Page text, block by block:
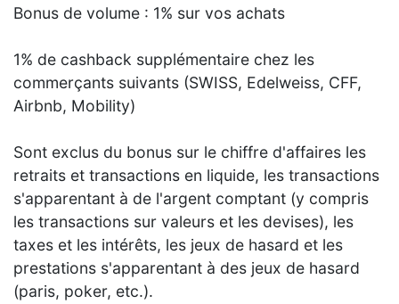
Bonus de volume : 1% sur vos achats
1% de cashback supplémentaire chez les
commerçants suivants (SWISS, Edelweiss, CFF,
Airbnb, Mobility)
Sont exclus du bonus sur le chiffre d'affaires les
retraits et transactions en liquide, les transactions
s'apparentant à de l'argent comptant (y compris
les transactions sur valeurs et les devises), les
taxes et les intérêts, les jeux de hasard et les
prestations s'apparentant à des jeux de hasard
(paris, poker, etc.).